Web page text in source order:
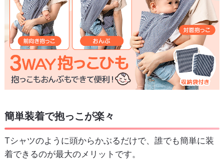
簡単装着で抱っこが楽々
Tシャツのように頭からかぶるだけで、誰でも簡単に装
着できるのが最大のメリットです。